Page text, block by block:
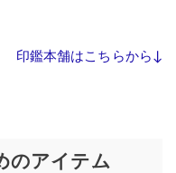
印鑑本舗はこちらから↓
のアイテム